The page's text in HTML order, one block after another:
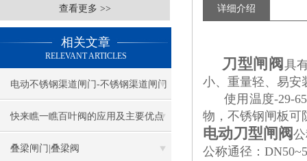
查看更多 >>
相关文章
RELEVANT ARTICLES
电动不锈钢渠道闸门-不锈钢渠道闸门
价格
快来瞧一瞧百叶阀的应用及主要优点
叠梁闸门|叠梁阀
详细介绍
刀型闸阀 具
小、重量轻、易安
使用温度-29-
物，不锈钢闸板可
电动刀型闸阀
公称通径：